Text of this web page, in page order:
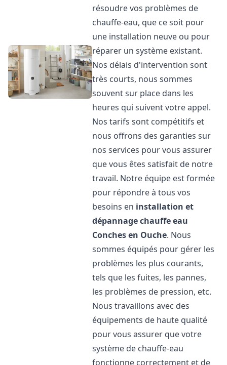
résoudre vos problèmes de
chauffe-eau, que ce soit pour
une installation neuve ou pour
réparer un système existant.
Nos délais d'intervention sont
très courts, nous sommes
souvent sur place dans les
heures qui suivent votre appel.
Nos tarifs sont compétitifs et
nous offrons des garanties sur
nos services pour vous assurer
que vous êtes satisfait de notre
travail. Notre équipe est formée
pour répondre à tous vos
besoins en installation et
dépannage chauffe eau
Conches en Ouche. Nous
sommes équipés pour gérer les
problèmes les plus courants,
tels que les fuites, les pannes,
les problèmes de pression, etc.
Nous travaillons avec des
équipements de haute qualité
pour vous assurer que votre
système de chauffe-eau
fonctionne correctement et de